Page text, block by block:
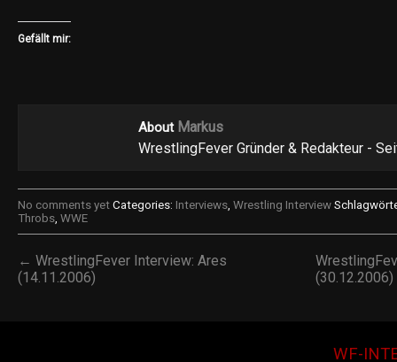
Gefällt mir:
About Markus
WrestlingFever Gründer & Redakteur -
No comments yet Categories: Interviews, Wrestling Interview
Throbs, WWE
← WrestlingFever Interview: Ares
(14.11.2006)
WF-